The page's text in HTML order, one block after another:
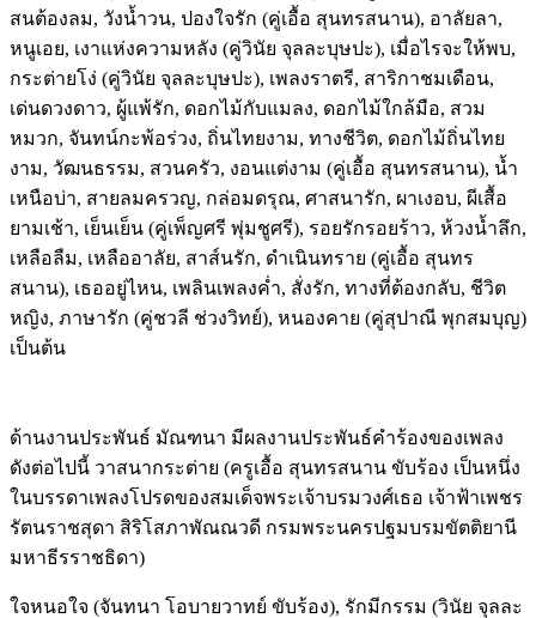
สนต้องลม, วังน้ำวน, ปองใจรัก (คู่เอื้อ สุนทรสนาน), อาลัยลา,
หนูเอย, เงาแห่งความหลัง (คู่วินัย จุลละบุษปะ), เมื่อไรจะให้พบ,
กระต่ายโง่ (คู่วินัย จุลละบุษปะ), เพลงราตรี, สาริกาชมเดือน,
เด่นดวงดาว, ผู้แพ้รัก, ดอกไม้กับแมลง, ดอกไม้ใกล้มือ, สวม
หมวก, จันทน์กะพ้อร่วง, ถิ่นไทยงาม, ทางชีวิต, ดอกไม้ถิ่นไทย
งาม, วัฒนธรรม, สวนครัว, งอนแต่งาม (คู่เอื้อ สุนทรสนาน), น้ำ
เหนือบ่า, สายลมครวญ, กล่อมดรุณ, ศาสนารัก, ผาเงอบ, ผีเสื้อ
ยามเช้า, เย็นเย็น (คู่เพ็ญศรี พุ่มชูศรี), รอยรักรอยร้าว, ห้วงน้ำลึก,
เหลือลืม, เหลืออาลัย, สาส์นรัก, ดำเนินทราย (คู่เอื้อ สุนทร
สนาน), เธออยู่ไหน, เพลินเพลงค่ำ, สั่งรัก, ทางที่ต้องกลับ, ชีวิต
หญิง, ภาษารัก (คู่ชวลี ช่วงวิทย์), หนองคาย (คู่สุปาณี พุกสมบุญ)
เป็นต้น
ด้านงานประพันธ์ มัณฑนา มีผลงานประพันธ์คำร้องของเพลง
ดังต่อไปนี้ วาสนากระต่าย (ครูเอื้อ สุนทรสนาน ขับร้อง เป็นหนึ่ง
ในบรรดาเพลงโปรดของสมเด็จพระเจ้าบรมวงศ์เธอ เจ้าฟ้าเพชร
รัตนราชสุดา สิริโสภาพัณณวดี กรมพระนครปฐมบรมขัตติยานี
มหาธีรราชธิดา)
ใจหนอใจ (จันทนา โอบายวาทย์ ขับร้อง), รักมีกรรม (วินัย จุลละ